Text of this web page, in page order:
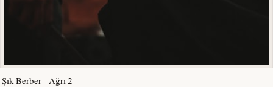
Şık Berber - Ağrı 2